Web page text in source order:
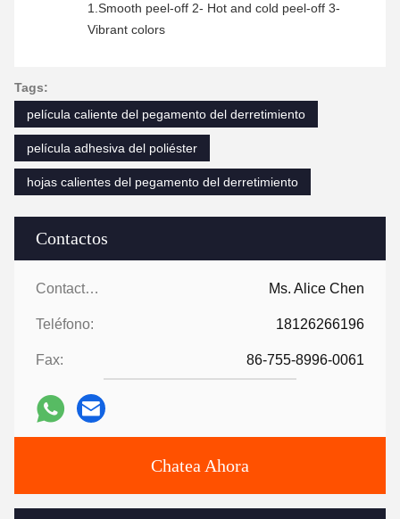
Contactos
Contactos: Ms. Alice Chen
Teléfono: 18126266196
Fax: 86-755-8996-0061
Chatea Ahora
1.Smooth peel-off 2- Hot and cold peel-off 3-
Vibrant colors
Tags:
película caliente del pegamento del derretimiento
película adhesiva del poliéster
hojas calientes del pegamento del derretimiento